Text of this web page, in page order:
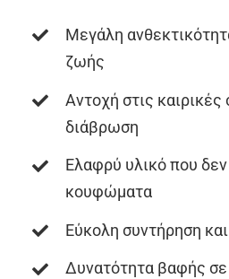
Μεγάλη
ζωής
Αντοχή στις καιρικές
διάβρωση
Ελαφρύ υλικό που
κουφώματα
Εύκολη συντήρηση
Δυνατότητα βαφής